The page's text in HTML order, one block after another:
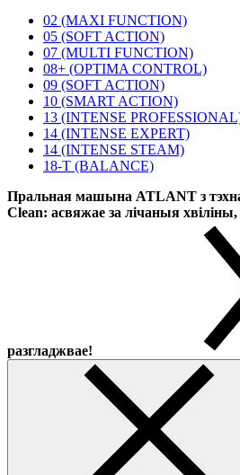
02 (MAXI FUNCTION)
05 (SOFT ACTION)
07 (MULTI FUNCTION)
08+ (OPTIMA CONTROL)
09 (SOFT ACTION)
10 (SMART ACTION)
13 (INTENSE
14 (INTENSE EXPERT)
14 (INTENSE STEAM)
18-T (BALANCE)
Пральная машына ATLANT з
Clean: асвяжае за лічаныя хвіліны,
разгладжвае!